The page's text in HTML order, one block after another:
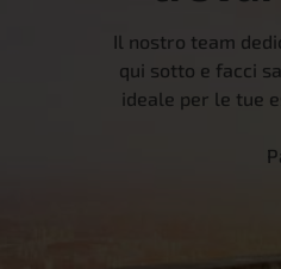
Il nostro team
qui sotto e facci
ideale per le tue